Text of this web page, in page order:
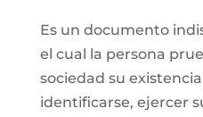
Es un documento
el cual la persona
sociedad su
identificarse, ejercer